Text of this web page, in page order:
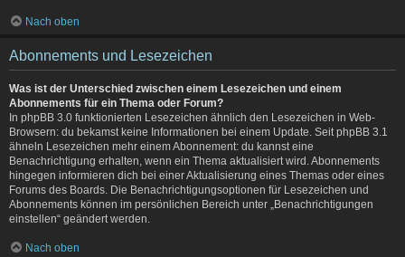
Nach oben
Abonnements und Lesezeichen
Was ist der Unterschied zwischen einem Lesezeichen und einem
Abonnements für ein Thema oder Forum?
In phpBB 3.0 funktionierten Lesezeichen ähnlich den Lesezeichen in Web-
Browsern: du bekamst keine Informationen bei einem Update. Seit phpBB 3.1
ähneln Lesezeichen mehr einem Abonnement: du kannst eine
Benachrichtigung erhalten, wenn ein Thema aktualisiert wird. Abonnements
hingegen informieren dich bei einer Aktualisierung eines Themas oder eines
Forums des Boards. Die Benachrichtigungsoptionen für Lesezeichen und
Abonnements können im persönlichen Bereich unter „Benachrichtigungen
einstellen“ geändert werden.
Nach oben